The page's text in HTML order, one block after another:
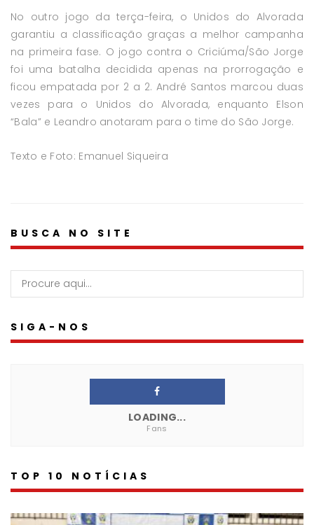
No outro jogo da terça-feira, o Unidos do Alvorada
garantiu a classificação graças a melhor campanha
na primeira fase. O jogo contra o Criciúma/São Jorge
foi uma batalha decidida apenas na prorrogação e
ficou empatada por 2 a 2. André Santos marcou duas
vezes para o Unidos do Alvorada, enquanto Elson
“Bala” e Leandro anotaram para o time do São Jorge.
Texto e Foto: Emanuel Siqueira
BUSCA NO SITE
SIGA-NOS
LOADING...
Fans
TOP 10 NOTÍCIAS